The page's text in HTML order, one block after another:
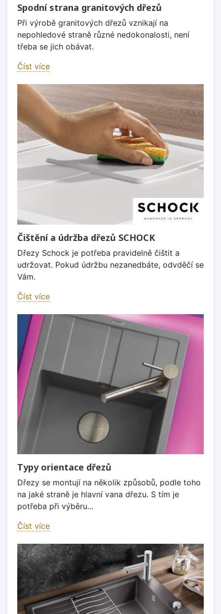
Spodní strana granitových dřezů
Při výrobě granitových dřezů vznikají na
nepohledové straně různé nedokonalosti, není
třeba se jich obávat.
Číst více
Čištění a údržba dřezů SCHOCK
Dřezy Schock je potřeba pravidelně čištit a
udržovat. Pokud údržbu nezanedbáte, odvděčí se
Vám.
Číst více
Typy orientace dřezů
Dřezy se montují na několik způsobů, podle toho
na jaké straně je hlavní vana dřezu. S tím je
potřeba při výběru...
Číst více